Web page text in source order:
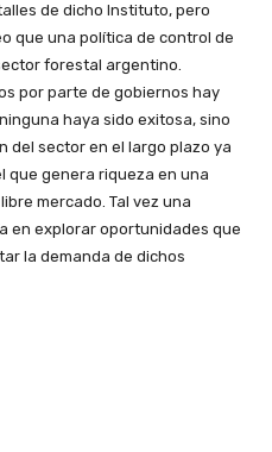
de dicho Instituto, pero
que una política de control de
forestal argentino.
por parte de gobiernos hay
haya sido exitosa, sino
del sector en el largo plazo ya
que genera riqueza en una
mercado. Tal vez una
en explorar oportunidades que
la demanda de dichos